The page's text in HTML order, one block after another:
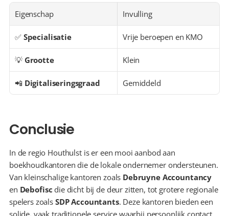
Eigenschap Invulling
✅ Specialisatie Vrije beroepen en KMO
💡 Grootte Klein
📲 Digitaliseringsgraad Gemiddeld
Conclusie
In de regio Houthulst is er een mooi aanbod aan
boekhoudkantoren die de lokale ondernemer ondersteunen.
Van kleinschalige kantoren zoals Debruyne Accountancy
en Debofisc die dicht bij de deur zitten, tot grotere regionale
spelers zoals SDP Accountants. Deze kantoren bieden een
solide, vaak traditionele service waarbij persoonlijk contact